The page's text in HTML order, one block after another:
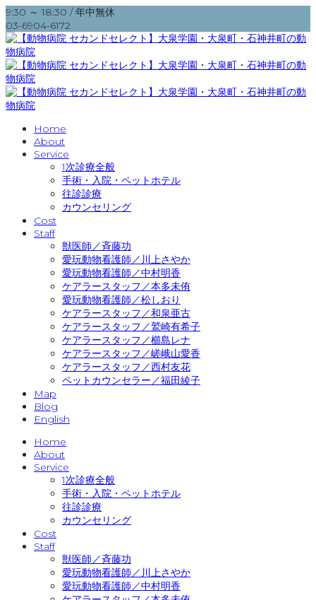
9:30 ～ 18:30 / 年中無休
03-6904-6172
Home
About
Service
1次診療全般
手術・入院・ペットホテル
往診診療
カウンセリング
Cost
Staff
獣医師／斉藤功
愛玩動物看護師／川上さやか
愛玩動物看護師／中村明香
ケアラースタッフ／本多未侑
愛玩動物看護師／松しおり
ケアラースタッフ／和泉亜古
ケアラースタッフ／鷲崎有希子
ケアラースタッフ／櫛島レナ
ケアラースタッフ／嵯峨山愛香
ケアラースタッフ／西村友花
ペットカウンセラー／福田綾子
Map
Blog
English
Home
About
Service
1次診療全般
手術・入院・ペットホテル
往診診療
カウンセリング
Cost
Staff
獣医師／斉藤功
愛玩動物看護師／川上さやか
愛玩動物看護師／中村明香